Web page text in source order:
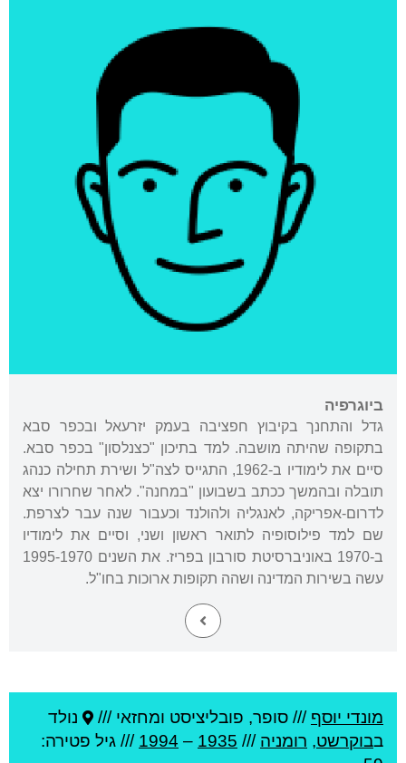
ביוגרפיה
גדל והתחנך בקיבוץ חפציבה בעמק יזרעאל ובכפר סבא
בתקופה שהיתה מושבה. למד בתיכון "כצנלסון" בכפר סבא.
סיים את לימודיו ב-1962, התגייס לצה"ל ושירת תחילה כנהג
תובלה ובהמשך ככתב בשבועון "במחנה". לאחר שחרורו יצא
לדרום-אפריקה, לאנגליה ולהולנד וכעבור שנה עבר לצרפת.
שם למד פילוסופיה לתואר ראשון ושני, וסיים את לימודיו
ב-1970 באוניברסיטת סורבון בפריז. את השנים 1995-1970
עשה בשירות המדינה ושהה תקופות ארוכות בחו"ל.
מונדי יוסף /// סופר, פובליציסט ומחזאי ///
נולד
בבוקרשט, רומניה ///
1935
–
1994 /// גיל פטירה: